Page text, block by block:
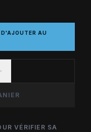
AU
VÉRIFIER SA